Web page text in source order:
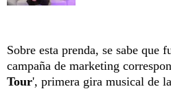
Sobre esta prenda, se sabe que
campaña de marketing
Tour', primera gira musical de